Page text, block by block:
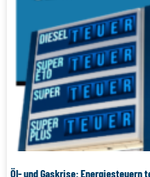
Öl- und Gaskrise: Energiesteuern